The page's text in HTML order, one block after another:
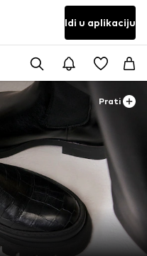
Idi u aplikaciju
Prati